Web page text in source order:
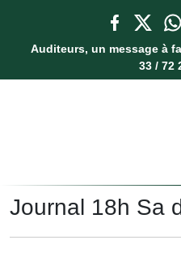
Auditeurs, un message à
33 / 72
Journal 18h Sa